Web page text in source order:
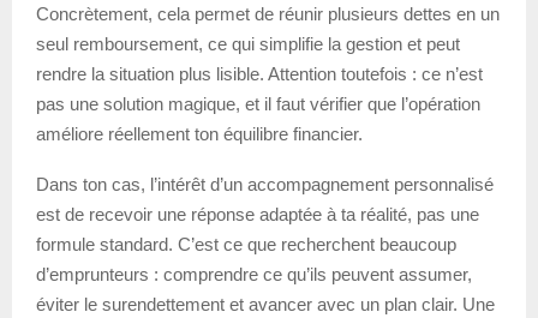
Concrètement, cela permet de réunir plusieurs dettes en un
seul remboursement, ce qui simplifie la gestion et peut
rendre la situation plus lisible. Attention toutefois : ce n’est
pas une solution magique, et il faut vérifier que l’opération
améliore réellement ton équilibre financier.
Dans ton cas, l’intérêt d’un accompagnement personnalisé
est de recevoir une réponse adaptée à ta réalité, pas une
formule standard. C’est ce que recherchent beaucoup
d’emprunteurs : comprendre ce qu’ils peuvent assumer,
éviter le surendettement et avancer avec un plan clair. Une